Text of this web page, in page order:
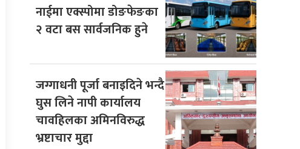
नाईमा एक्स्पोमा डोङफेङका
२ वटा बस सार्वजनिक हुने
जग्गाधनी पूर्जा बनाइदिने भन्दै
घुस लिने नापी कार्यालय
चावहिलका अमिनविरुद्ध
भ्रष्टाचार मुद्दा